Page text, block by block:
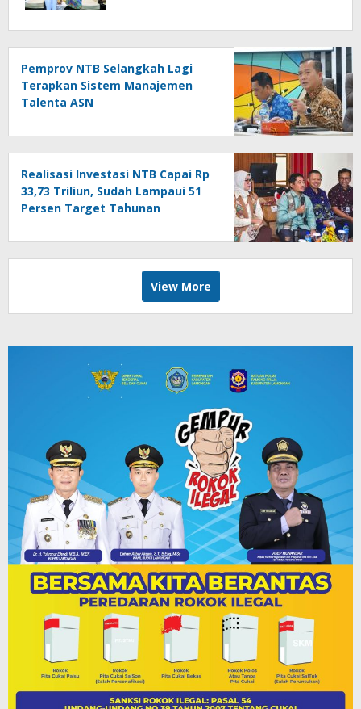
Pemprov NTB Selangkah Lagi
Terapkan Sistem Manajemen
Talenta ASN
Realisasi Investasi NTB Capai Rp
33,73 Triliun, Sudah Lampaui 51
Persen Target Tahunan
View More